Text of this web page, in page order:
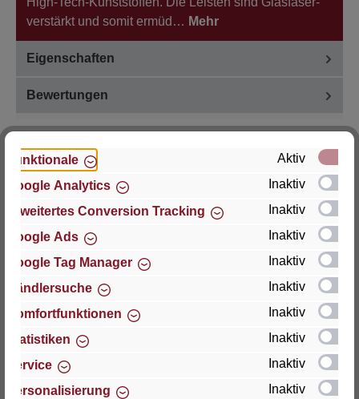
verstärkt und somit ermüd… Mehr
Eigenschaften
Bewertungen
Hersteller
Für Fragen zu Produkt, Produktsicherheit oder
technische Unterstützung wenden Sie sich bitte an:
Thomas GmbH + Co. Sitz- und Liegemöbel KG
"Lattoflex"
D-27432 Bremervörde
Telefon: (04761) 979-0
Funktionale
Aktiv
Google Analytics
Inaktiv
Erweitertes Conversion Tracking
Inaktiv
Google Ads
Inaktiv
Google Tag Manager
Inaktiv
Händlersuche
Inaktiv
Komfortfunktionen
Inaktiv
Statistiken
Inaktiv
Service
Inaktiv
Personalisierung
Inaktiv